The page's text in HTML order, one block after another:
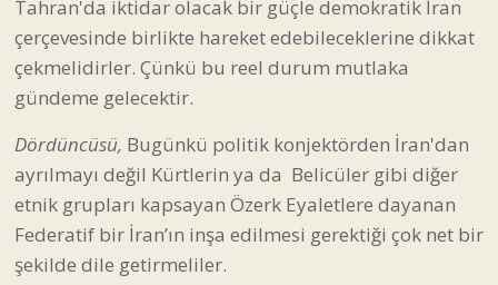
etnik grupları kapsayan Özerk Eyaletlere dayanan
Federatif bir İran’ın inşa edilmesi gerektiği çok net bir
şekilde dile getirmeliler.
halklardan sonra özellikle komşuları için hiç bir
şekilde tehlike arz etmeyeceği ve hiç bir şekilde bir
çatışma alanı yaratmayacakları konusunda da açık
bir tutum almaları gerekir. Örneğin gelecekte
birilerinin Kürtleri Türkiye’ye karşı bir güç olarak